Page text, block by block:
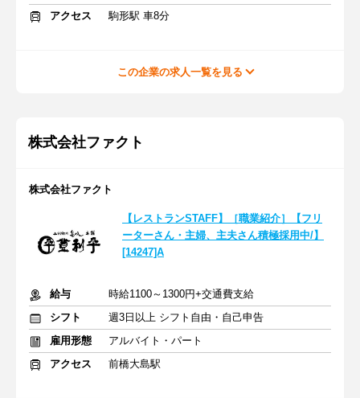
アクセス
駒形駅 車8分
この企業の求人一覧を見る
株式会社ファクト
株式会社ファクト
【レストランSTAFF】［職業紹介］【フリ
ーターさん・主婦、主夫さん積極採用中/】
[14247]A
給与
時給1100～1300円+交通費支給
シフト
週3日以上 シフト自由・自己申告
雇用形態
アルバイト・パート
アクセス
前橋大島駅